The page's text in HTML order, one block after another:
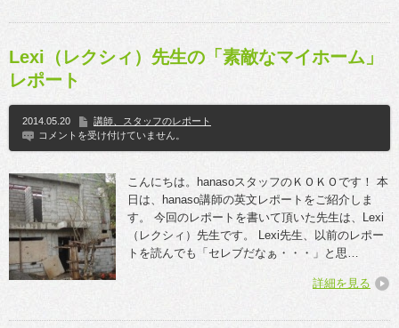
Lexi（レクシィ）先生の「素敵なマイホーム」
レポート
2014.05.20
講師、スタッフのレポート
コメントを受け付けていません。
こんにちは。hanasoスタッフのＫＯＫＯです！ 本
日は、hanaso講師の英文レポートをご紹介しま
す。 今回のレポートを書いて頂いた先生は、Lexi
（レクシィ）先生です。 Lexi先生、以前のレポー
トを読んでも「セレブだなぁ・・・」と思…
詳細を見る